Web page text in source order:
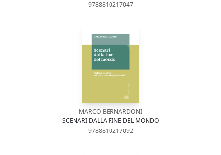
9788810217047
MARCO BERNARDONI
SCENARI DALLA FINE DEL MONDO
9788810217092